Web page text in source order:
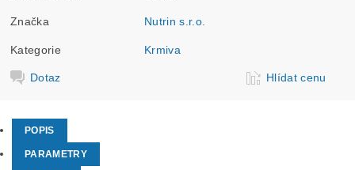
Značka Nutrin s.r.o.
Kategorie Krmiva
Dotaz Hlídat cenu
POPIS
PARAMETRY